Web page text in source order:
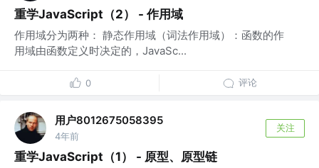
重学JavaScript（2） - 作用域
作用域分为两种： 静态作用域（词法作用域）：函数的作
用域由函数定义时决定的，JavaSc...
0 评论
用户8012675058395
4年前
关注
重学JavaScript（1） - 原型、原型链